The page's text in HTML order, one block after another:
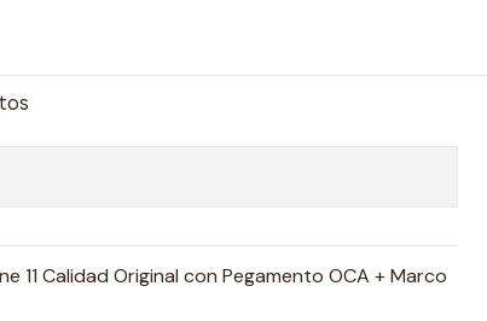
11 Calidad Original con Pegamento OCA + Marco